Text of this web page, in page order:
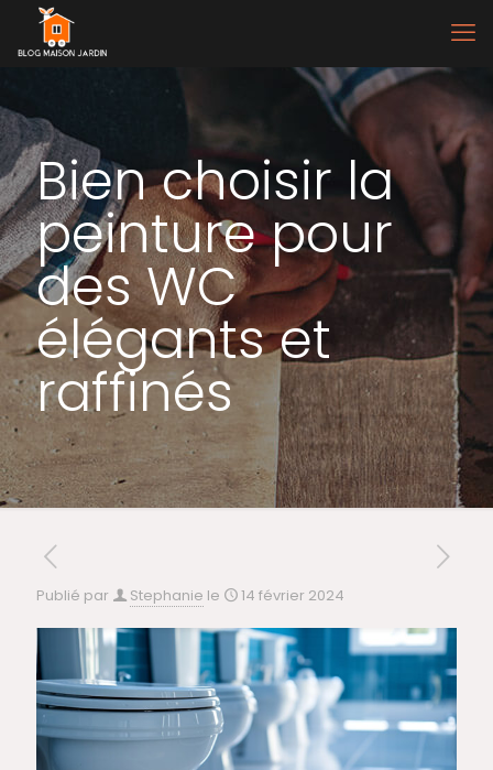
Bien choisir la
peinture pour
des WC
élégants et
raffinés
Publié par Stephanie le 14 février 2024